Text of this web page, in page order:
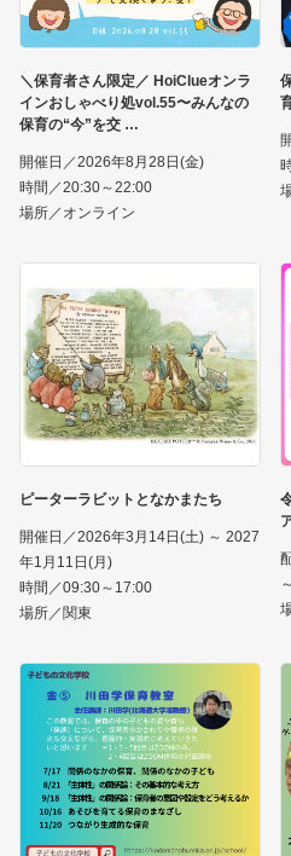
＼保育者さん限定／ HoiClueオンラ
インおしゃべり処vol.55〜みんなの
保育の“今”を交
開催日／2026年8月28日(金)
時間／20:30～22:00
場所／オンライン
ピーターラビットとなかまたち
開催日／2026年3月14日(土) ～ 2027
年1月11日(月)
時間／09:30～17:00
場所／関東